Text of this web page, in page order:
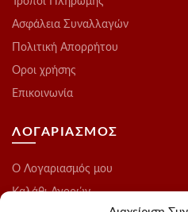
Ασφάλεια Συναλλαγών
Πολιτική Απορρήτου
Οροι χρήσης
Επικοινωνία
ΛΟΓΑΡΙΑΣΜΟΣ
O Λογαριασμός μου
Καλάθι Αγορών